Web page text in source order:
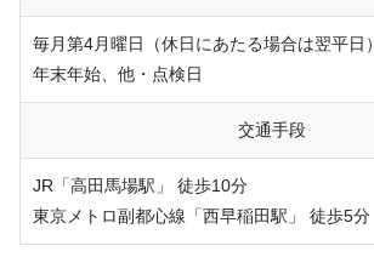
毎月第4月曜日（休日にあたる場合は翌平日）
年末年始、他・点検日
交通手段
JR「高田馬場駅」 徒歩10分
東京メトロ副都心線「西早稲田駅」 徒歩5分